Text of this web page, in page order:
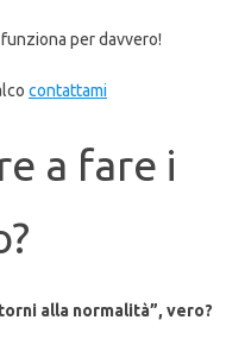
per davvero!
contattami
a fare i
alla normalità”, vero?